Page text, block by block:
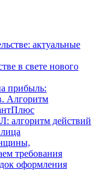
актуальные
в свете нового
прибыль:
Алгоритм
алгоритм действий
требования
оформления